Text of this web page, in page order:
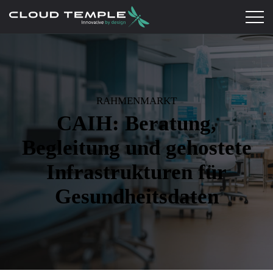
RAHMENMARKT
CAIH: Beratung,
Begleitung und gehostete
Infrastrukturen für
Gesundheitsdaten